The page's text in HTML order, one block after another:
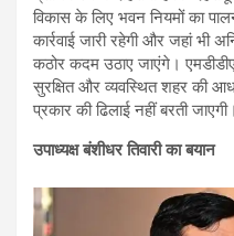
विकास के लिए भवन नियमों का
कार्रवाई जारी रहेगी और जहां भी
कठोर कदम उठाए जाएंगे।
सुरक्षित और व्यवस्थित शहर की
प्रकार की ढिलाई नहीं बरती जाएगी।
उपाध्यक्ष बंशीधर तिवारी का बयान